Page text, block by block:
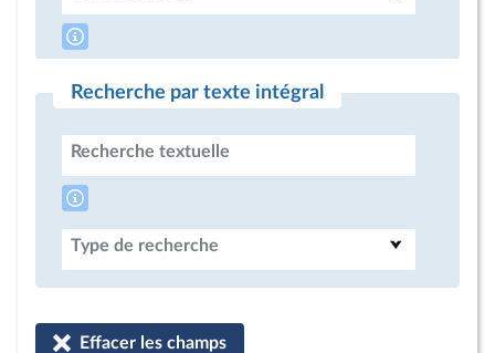
Recherche par texte intégral
Recherche textuelle
Type de recherche
Effacer les champs